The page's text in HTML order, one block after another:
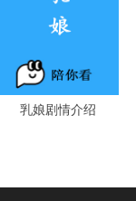
乳娘剧情介绍